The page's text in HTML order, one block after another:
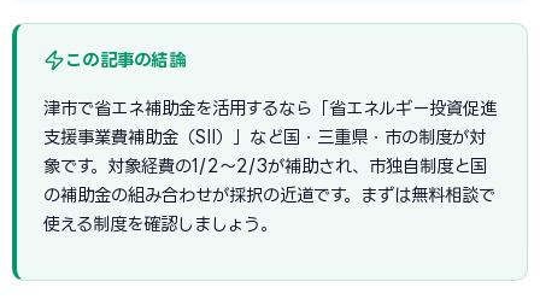
この記事の結論
津市で省エネ補助金を活用するなら「省エネルギー投資促進
支援事業費補助金（SII）」など国・三重県・市の制度が対
象です。対象経費の1/2〜2/3が補助され、市独自制度と国
の補助金の組み合わせが採択の近道です。まずは無料相談で
使える制度を確認しましょう。